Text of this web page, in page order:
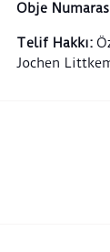
Obje
Telif Hakkı:
Jochen